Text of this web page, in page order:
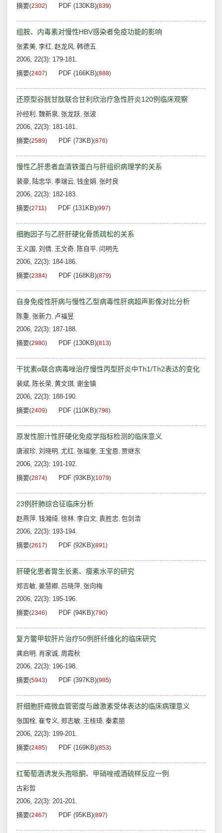
摘要(2302) PDF (130KB)(839)
组胺、内毒素对慢性HBV感染者免疫功能的影响
张素美, 李红, 赵龙风, 韩德五
2006, 22(3): 179-181.
摘要(2407) PDF (166KB)(888)
还原型谷胱甘肽联合甘利欣治疗急性肝炎120例临床观察
孙经利 , 魏新泉, 张龙跃, 张波
2006, 22(3): 181-181.
摘要(2589) PDF (73KB)(876)
慢性乙肝患者血清铁蛋白与肝组织病理学的关系
裴豪, 陆忠华, 季瑞云, 钱金娟, 张时良
2006, 22(3): 182-183.
摘要(2711) PDF (131KB)(997)
细胞因子与乙肝肝硬化骨质疏松的关系
王义国 , 刘倩, 王文奇, 陈自平, 闫明先
2006, 22(3): 184-186.
摘要(2384) PDF (168KB)(879)
自身免疫性肝病与慢性乙型病毒性肝病超声影像对比分析
陈重, 张新力, 卢福昱
2006, 22(3): 187-188.
摘要(2980) PDF (130KB)(813)
干扰素α联合病毒唑治疗慢性丙型肝炎中Th1/Th2表达的变化
裴斌, 陈长荣, 黄文琪, 谢金镇
2006, 22(3): 188-190.
摘要(2409) PDF (110KB)(798)
原发性胆汁性肝硬化免疫学指标检测的临床意义
唐淑珍, 刘晓明 , 尤红, 张福奎, 王宝恩, 贾继东
2006, 22(3): 191-192.
摘要(2874) PDF (93KB)(1079)
23例肝肺综合征临床分析
赵燕萍, 钱湘绮, 徐林, 李白文, 袁胜忠, 包剑浩
2006, 22(3): 193-194.
摘要(2617) PDF (92KB)(891)
肝硬化患者胃生长素、瘦素水平的研究
郑吉敏, 姜慧卿, 吕晓萍, 张向梅
2006, 22(3): 195-196.
摘要(2346) PDF (94KB)(790)
复方鳖甲软肝片治疗50例肝纤维化的临床研究
龚启明 , 肖家诚, 周霞秋
2006, 22(3): 196-198.
摘要(5943) PDF (397KB)(985)
肝细胞肝癌微血管密度与雌激素受体表达的临床病理意义
张国栓, 崔专义, 郑志敏, 王桂琦, 秦素丽
2006, 22(3): 199-201.
摘要(2485) PDF (169KB)(853)
红葡萄酒诱发头孢哌酮、甲硝唑戒酒硫样反应一例
古彩哲
2006, 22(3): 201-201.
摘要(2467) PDF (95KB)(897)